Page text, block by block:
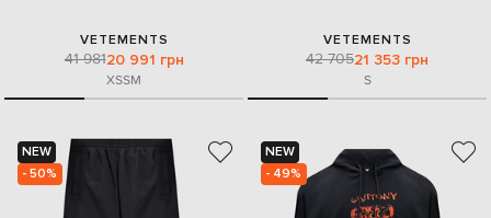
VETEMENTS
41 98120 991 грн
XSSM
VETEMENTS
42 70521 353 грн
S
NEW
- 50%
NEW
- 49%